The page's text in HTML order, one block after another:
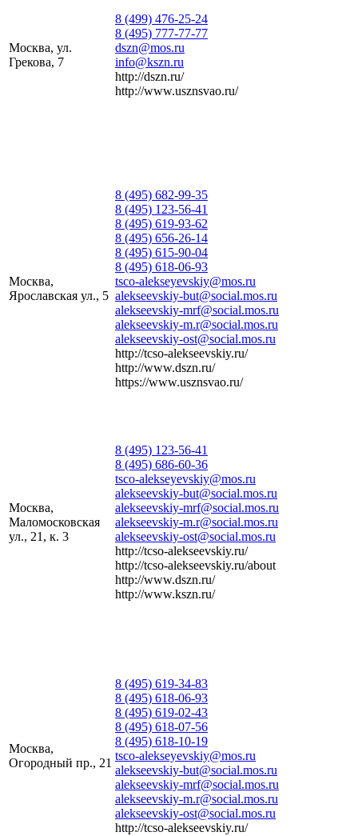
Москва, ул.
Грекова, 7
8 (499) 476-25-24
8 (495) 777-77-77
dszn@mos.ru
info@kszn.ru
http://dszn.ru/
http://www.usznsvao.ru/
Москва,
Ярославская ул., 5
8 (495) 682-99-35
8 (495) 123-56-41
8 (495) 619-93-62
8 (495) 656-26-14
8 (495) 615-90-04
8 (495) 618-06-93
tsco-alekseyevskiy@mos.ru
alekseevskiy-but@social.mos.ru
alekseevskiy-mrf@social.mos.ru
alekseevskiy-m.r@social.mos.ru
alekseevskiy-ost@social.mos.ru
http://tcso-alekseevskiy.ru/
http://www.dszn.ru/
https://www.usznsvao.ru/
Москва,
Маломосковская
ул., 21, к. 3
8 (495) 123-56-41
8 (495) 686-60-36
tsco-alekseyevskiy@mos.ru
alekseevskiy-but@social.mos.ru
alekseevskiy-mrf@social.mos.ru
alekseevskiy-m.r@social.mos.ru
alekseevskiy-ost@social.mos.ru
http://tcso-alekseevskiy.ru/
http://tcso-alekseevskiy.ru/about
http://www.dszn.ru/
http://www.kszn.ru/
Москва,
Огородный пр., 21
8 (495) 619-34-83
8 (495) 618-06-93
8 (495) 619-02-43
8 (495) 618-07-56
8 (495) 618-10-19
tsco-alekseyevskiy@mos.ru
alekseevskiy-but@social.mos.ru
alekseevskiy-mrf@social.mos.ru
alekseevskiy-m.r@social.mos.ru
alekseevskiy-ost@social.mos.ru
http://tcso-alekseevskiy.ru/